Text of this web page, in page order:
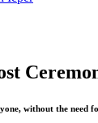
without the need